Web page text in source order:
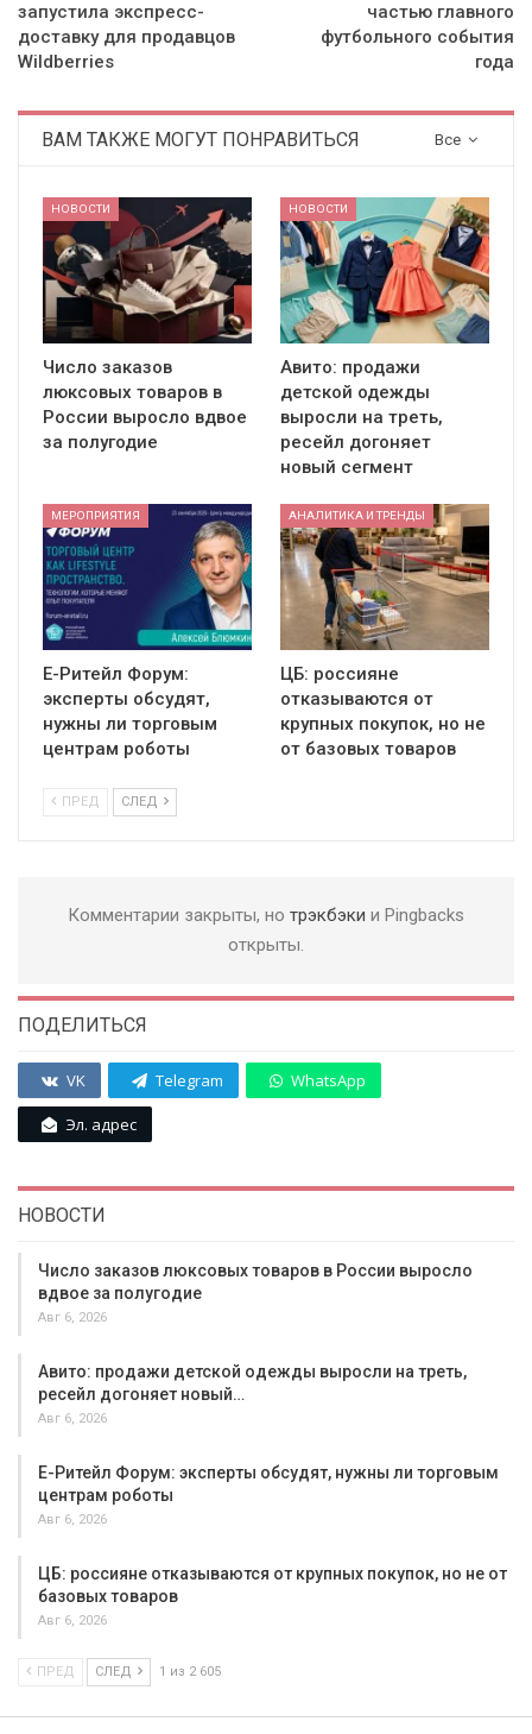
запустила экспресс-
доставку для продавцов
Wildberries
частью главного
футбольного события
года
Все
ВАМ ТАКЖЕ МОГУТ ПОНРАВИТЬСЯ
НОВОСТИ
Число заказов
люксовых товаров в
России выросло вдвое
за полугодие
НОВОСТИ
Авито: продажи
детской одежды
выросли на треть,
ресейл догоняет
новый сегмент
МЕРОПРИЯТИЯ
Е-Ритейл Форум:
эксперты обсудят,
нужны ли торговым
центрам роботы
АНАЛИТИКА И ТРЕНДЫ
ЦБ: россияне
отказываются от
крупных покупок, но не
от базовых товаров
ПРЕД СЛЕД
Комментарии закрыты, но трэкбэки и Pingbacks
открыты.
ПОДЕЛИТЬСЯ
VK Telegram WhatsApp
Эл. адрес
НОВОСТИ
Число заказов люксовых товаров в России выросло
вдвое за полугодие
Авг 6, 2026
Авито: продажи детской одежды выросли на треть,
ресейл догоняет новый…
Авг 6, 2026
Е-Ритейл Форум: эксперты обсудят, нужны ли торговым
центрам роботы
Авг 6, 2026
ЦБ: россияне отказываются от крупных покупок, но не от
базовых товаров
Авг 6, 2026
ПРЕД СЛЕД 1 из 2 605